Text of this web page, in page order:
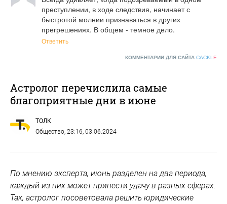
преступлении, в ходе следствия, начинает с
быстротой молнии признаваться в других
прегрешениях. В общем - темное дело.
Ответить
КОММЕНТАРИИ ДЛЯ САЙТА CACKL E
Астролог перечислила самые
благоприятные дни в июне
ТОЛК
Общество , 23:16, 03.06.2024
По мнению эксперта, июнь разделен на два периода,
каждый из них может принести удачу в разных сферах.
Так, астролог посоветовала решить юридические